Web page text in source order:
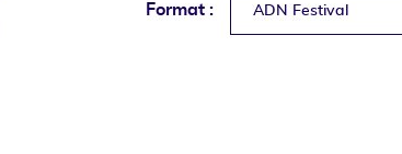
Format : ADN Festival